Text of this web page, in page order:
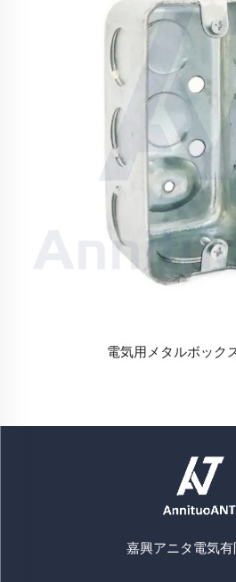
電気用メタルボック
嘉興アニタ電気有